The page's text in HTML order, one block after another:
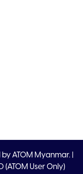
ATOM Myanmar. |
User Only)